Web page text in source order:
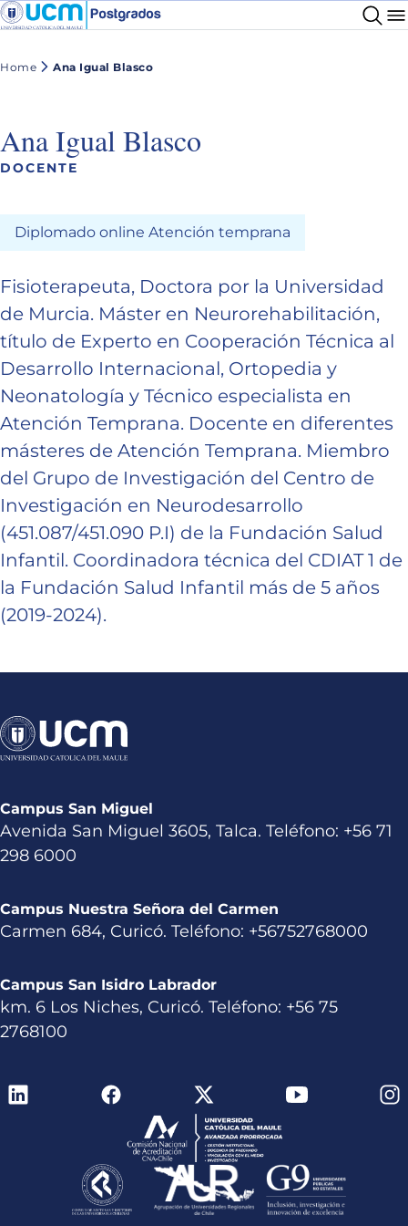
Home Ana Igual Blasco
Ana Igual Blasco
DOCENTE
Diplomado online Atención temprana
Fisioterapeuta, Doctora por la Universidad
de Murcia. Máster en Neurorehabilitación,
título de Experto en Cooperación Técnica al
Desarrollo Internacional, Ortopedia y
Neonatología y Técnico especialista en
Atención Temprana. Docente en diferentes
másteres de Atención Temprana. Miembro
del Grupo de Investigación del Centro de
Investigación en Neurodesarrollo
(451.087/451.090 P.I) de la Fundación Salud
Infantil. Coordinadora técnica del CDIAT 1 de
la Fundación Salud Infantil más de 5 años
(2019-2024).
Campus San Miguel
Avenida San Miguel 3605, Talca. Teléfono: +56 71
298 6000
Campus Nuestra Señora del Carmen
Carmen 684, Curicó. Teléfono: +56752768000
Campus San Isidro Labrador
km. 6 Los Niches, Curicó. Teléfono: +56 75
2768100